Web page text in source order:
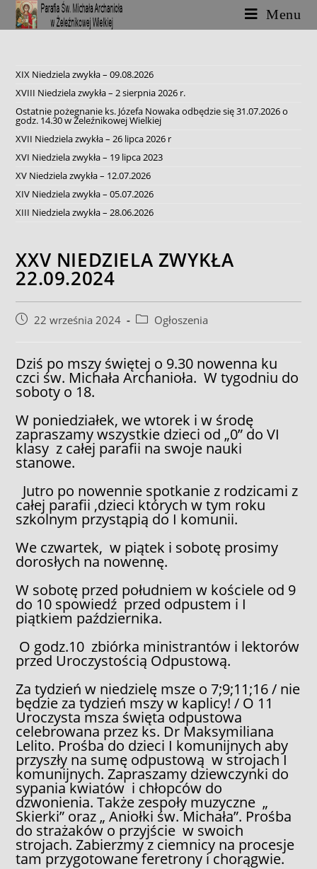
Skip
content
Menu
XIX Niedziela zwykła – 09.08.2026
XVIII Niedziela zwykła – 2 sierpnia 2026 r.
Ostatnie pożegnanie ks. Józefa Nowaka odbędzie się 31.07.2026 o
godz. 14.30 w Żeleźnikowej Wielkiej
XVII Niedziela zwykła – 26 lipca 2026 r
XVI Niedziela zwykła – 19 lipca 2023
XV Niedziela zwykła – 12.07.2026
XIV Niedziela zwykła – 05.07.2026
XIII Niedziela zwykła – 28.06.2026
XXV NIEDZIELA ZWYKŁA
22.09.2024
Post22 września 2024
PostOgłoszenia
Dziś po mszy świętej o 9.30 nowenna ku
czci św. Michała Archanioła. W tygodniu do
soboty o 18.
W poniedziałek, we wtorek i w środę
zapraszamy wszystkie dzieci od „0” do VI
klasy z całej parafii na swoje nauki
stanowe.
Jutro po nowennie spotkanie z rodzicami z
całej parafii ,dzieci których w tym roku
szkolnym przystąpią do I komunii.
We czwartek, w piątek i sobotę prosimy
dorosłych na nowennę.
W sobotę przed południem w kościele od 9
do 10 spowiedź przed odpustem i I
piątkiem października.
O godz.10 zbiórka ministrantów i lektorów
przed Uroczystością Odpustową.
Za tydzień w niedzielę msze o 7;9;11;16 / nie
będzie za tydzień mszy w kaplicy! / O 11
Uroczysta msza święta odpustowa
celebrowana przez ks. Dr Maksymiliana
Lelito. Prośba do dzieci I komunijnych aby
przyszły na sumę odpustową w strojach I
komunijnych. Zapraszamy dziewczynki do
sypania kwiatów i chłopców do
dzwonienia. Także zespoły muzyczne „
Skierki” oraz „ Aniołki św. Michała”. Prośba
do strażaków o przyjście w swoich
strojach. Zabierzmy z ciemnicy na procesje
tam przygotowane feretrony i chorągwie.